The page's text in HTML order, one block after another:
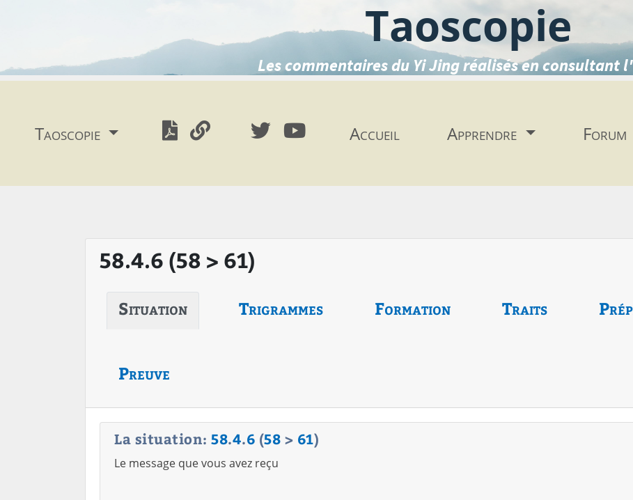
Taoscopie
Les commentaires du Yi Jing réalisés en consultant
Taoscopie Accueil Apprendre Forum
58.4.6 (58 > 61)
Situation Trigrammes Formation Traits
Preuve
La situation: 58.4.6 (58 > 61)
Le message que vous avez reçu